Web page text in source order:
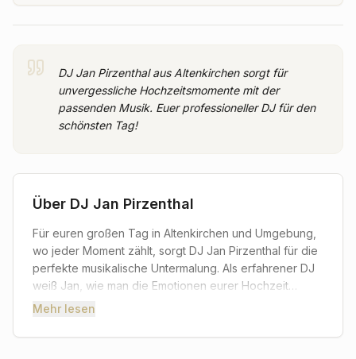
DJ Jan Pirzenthal aus Altenkirchen sorgt für
unvergessliche Hochzeitsmomente mit der
passenden Musik. Euer professioneller DJ für den
schönsten Tag!
Über DJ Jan Pirzenthal
Für euren großen Tag in Altenkirchen und Umgebung,
wo jeder Moment zählt, sorgt DJ Jan Pirzenthal für die
perfekte musikalische Untermalung. Als erfahrener DJ
weiß Jan, wie man die Emotionen eurer Hochzeit
musikalisch einfängt und in unvergessliche
ersten zarten Klängen des Empfangs bis zur
Mehr lesen